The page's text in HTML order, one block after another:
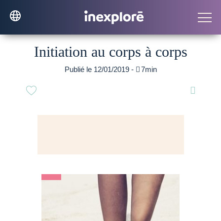
Initiation au corps à corps
Publié le 12/01/2019 - 7min
